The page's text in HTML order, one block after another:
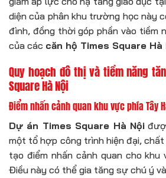
diện của phân khu trường học này
đình, đồng thời góp phần vào tiềm
của các căn hộ Times Square Hà
Quy hoạch đô thị và tiềm năng
Square Hà Nội
Điểm nhấn cảnh quan khu vực phía Tây
Dự án Times Square Hà Nội
một tổ hợp công trình hiện đại,
tạo điểm nhấn cảnh quan cho khu
Điều này có thể gia tăng sự chú ý